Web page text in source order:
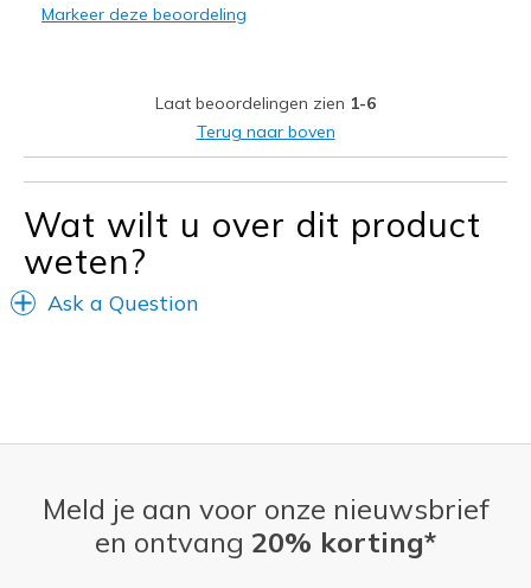
View On Shoes
I'm Really Into Shoes
Markeer deze beoordeling
Laat beoordelingen zien 1-6
Terug naar boven
Wat wilt u over dit product
weten?
Ask a Question
Meld je aan voor onze nieuwsbrief
en ontvang 20% korting*